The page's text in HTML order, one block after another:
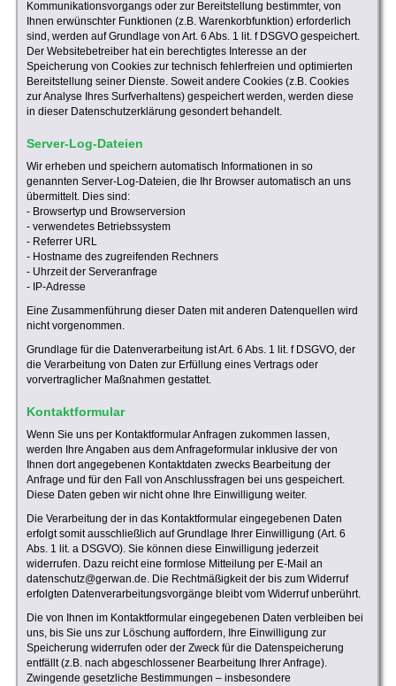
Kommunikationsvorgangs oder zur Bereitstellung bestimmter, von
Ihnen erwünschter Funktionen (z.B. Warenkorbfunktion) erforderlich
sind, werden auf Grundlage von Art. 6 Abs. 1 lit. f DSGVO gespeichert.
Der Websitebetreiber hat ein berechtigtes Interesse an der
Speicherung von Cookies zur technisch fehlerfreien und optimierten
Bereitstellung seiner Dienste. Soweit andere Cookies (z.B. Cookies
zur Analyse Ihres Surfverhaltens) gespeichert werden, werden diese
in dieser Datenschutzerklärung gesondert behandelt.
Server-Log-Dateien
Wir erheben und speichern automatisch Informationen in so
genannten Server-Log-Dateien, die Ihr Browser automatisch an uns
übermittelt. Dies sind:
- Browsertyp und Browserversion
- verwendetes Betriebssystem
- Referrer URL
- Hostname des zugreifenden Rechners
- Uhrzeit der Serveranfrage
- IP-Adresse
Eine Zusammenführung dieser Daten mit anderen Datenquellen wird
nicht vorgenommen.
Grundlage für die Datenverarbeitung ist Art. 6 Abs. 1 lit. f DSGVO, der
die Verarbeitung von Daten zur Erfüllung eines Vertrags oder
vorvertraglicher Maßnahmen gestattet.
Kontaktformular
Wenn Sie uns per Kontaktformular Anfragen zukommen lassen,
werden Ihre Angaben aus dem Anfrageformular inklusive der von
Ihnen dort angegebenen Kontaktdaten zwecks Bearbeitung der
Anfrage und für den Fall von Anschlussfragen bei uns gespeichert.
Diese Daten geben wir nicht ohne Ihre Einwilligung weiter.
Die Verarbeitung der in das Kontaktformular eingegebenen Daten
erfolgt somit ausschließlich auf Grundlage Ihrer Einwilligung (Art. 6
Abs. 1 lit. a DSGVO). Sie können diese Einwilligung jederzeit
widerrufen. Dazu reicht eine formlose Mitteilung per E-Mail an
datenschutz@gerwan.de. Die Rechtmäßigkeit der bis zum Widerruf
erfolgten Datenverarbeitungsvorgänge bleibt vom Widerruf unberührt.
Die von Ihnen im Kontaktformular eingegebenen Daten verbleiben bei
uns, bis Sie uns zur Löschung auffordern, Ihre Einwilligung zur
Speicherung widerrufen oder der Zweck für die Datenspeicherung
entfällt (z.B. nach abgeschlossener Bearbeitung Ihrer Anfrage).
Zwingende gesetzliche Bestimmungen – insbesondere